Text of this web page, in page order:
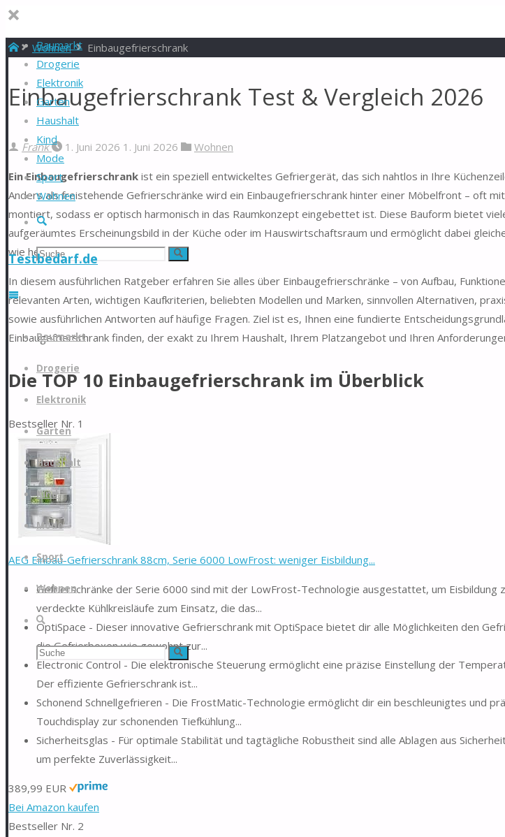
Baumarkt
Drogerie
Elektronik
Garten
Haushalt
Kind
Mode
Sport
Wohnen
Suche
Suchen
nach:
Suche
Testbedarf.de
springen
Baumarkt
Drogerie
Elektronik
Garten
Haushalt
Kind
Mode
Sport
Wohnen
Suchen
nach:
Suche
StartWohnen Einbaugefrierschrank
Einbaugefrierschrank Test & Vergleich 2026
Frank 1. Juni 2026 1. Juni 2026 Wohnen
Ein Einbaugefrierschrank ist ein speziell entwickeltes Gefriergerät, das sich nahtlos in Ihre
Anders als freistehende Gefrierschränke wird ein Einbaugefrierschrank hinter einer Möbelfront – oft
montiert, sodass er optisch harmonisch in das Raumkonzept eingebettet ist. Diese Bauform bietet
aufgeräumtes Erscheinungsbild in der Küche oder im Hauswirtschaftsraum und ermöglicht dabei
wie herkömmliche Geräte.
In diesem ausführlichen Ratgeber erfahren Sie alles über Einbaugefrierschränke – von Aufbau,
relevanten Arten, wichtigen Kaufkriterien, beliebten Modellen und Marken, sinnvollen Alternativen,
sowie ausführlichen Antworten auf häufige Fragen. Ziel ist es, Ihnen eine fundierte
Einbaugefrierschrank finden, der exakt zu Ihrem Haushalt, Ihrem Platzangebot und Ihren
Die TOP 10 Einbaugefrierschrank im Überblick
Bestseller Nr. 1
AEG Einbau-Gefrierschrank 88cm, Serie 6000 LowFrost: weniger Eisbildung...
Gefrierschränke der Serie 6000 sind mit der LowFrost-Technologie ausgestattet, um Eisbildung
verdeckte Kühlkreisläufe zum Einsatz, die das...
OptiSpace - Dieser innovative Gefrierschrank mit OptiSpace bietet dir alle Möglichkeiten den
die Gefrierboxen wie gewohnt zur...
Electronic Control - Die elektronische Steuerung ermöglicht eine präzise Einstellung der
Der effiziente Gefrierschrank ist...
Schonend Schnellgefrieren - Die FrostMatic-Technologie ermöglicht dir ein beschleunigtes und
Touchdisplay zur schonenden Tiefkühlung...
Sicherheitsglas - Für optimale Stabilität und tagtägliche Robustheit sind alle Ablagen aus
um perfekte Zuverlässigkeit...
389,99 EUR
Bei Amazon kaufen
Bestseller Nr. 2